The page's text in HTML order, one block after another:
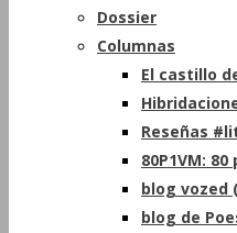
Dossier
Columnas
El castillo
Reseñas
80P1VM:
blog vozed
blog de